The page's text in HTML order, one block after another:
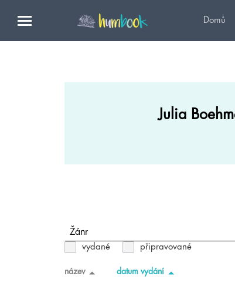
Domů
Julia
Žánr
vydané připravované
název datum vydání